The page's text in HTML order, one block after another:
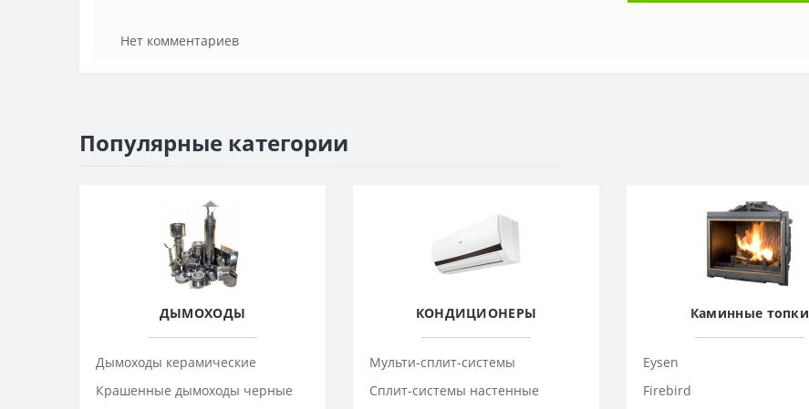
Нет комментариев
Популярные категории
ДЫМОХОДЫ
Дымоходы керамические
Крашенные дымоходы черные
КОНДИЦИОНЕРЫ
Мульти-сплит-системы
Сплит-системы настенные
Каминные топки
Eysen
Firebird